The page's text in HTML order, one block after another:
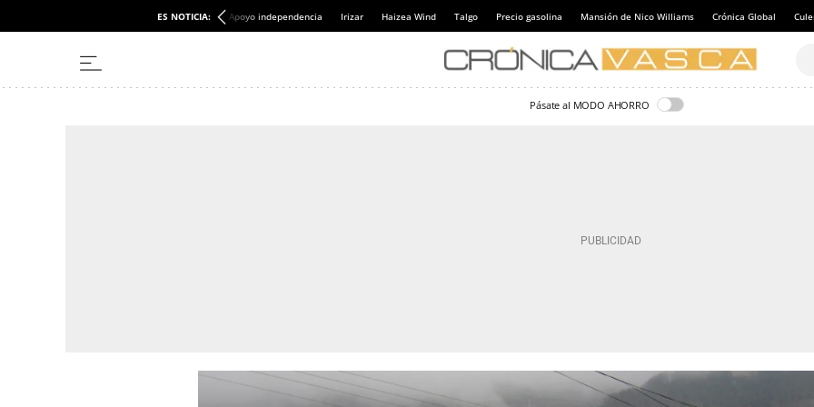
ES NOTICIA: Apoyo independencia Irizar Haizea Wind Talgo Precio gasolina Mansión de Nico Williams Crónica Global
Pásate al MODO AHORRO